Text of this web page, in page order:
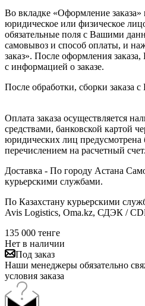
Во вкладке «Оформление заказа»
юридическое или физическое
обязательные поля с Вашими
самовывоз и способ оплаты, и
заказ». После оформления
с информацией о заказе.
После обработки, сборки заказа
Оплата заказа осуществляется
средствами, банковской картой
юридических лиц предусмотрена
перечислением на расчетный счет.
Доставка - По городу Астана
курьерскими службами.
По Казахстану курьерскими
Avis Logistics, Oma.kz, СДЭК /
135 000 тенге
Нет в наличии
Под заказ
Наши менеджеры обязательно
условия заказа